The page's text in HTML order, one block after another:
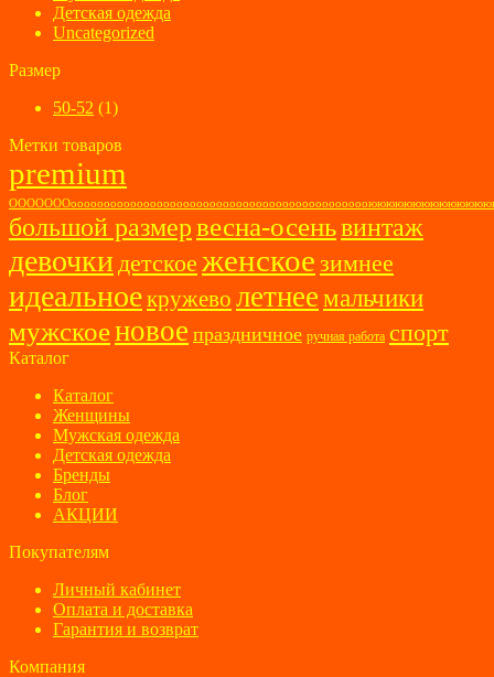
Детская одежда
Uncategorized
Размер
50-52 (1)
Метки товаров
premium
большой размервесна-осеньвинтаж
девочки детское женское зимнее
идеальноекружево летнее мальчики
мужскоеновое праздничное ручная работа спорт
Каталог
Каталог
Женщины
Мужская одежда
Детская одежда
Бренды
Блог
АКЦИИ
Покупателям
Личный кабинет
Оплата и доставка
Гарантия и возврат
Компания